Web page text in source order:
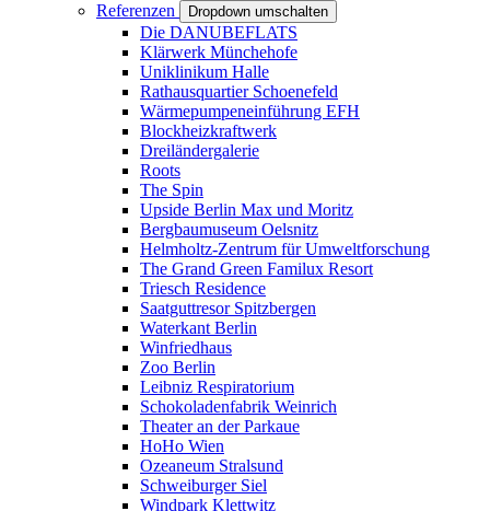
Referenzen
Dropdown umschalten
Die DANUBEFLATS
Klärwerk Münchehofe
Uniklinikum Halle
Rathausquartier Schoenefeld
Wärmepumpeneinführung EFH
Blockheizkraftwerk
Dreiländergalerie
Roots
The Spin
Upside Berlin Max und Moritz
Bergbaumuseum Oelsnitz
Helmholtz-Zentrum für Umweltforschung
The Grand Green Familux Resort
Triesch Residence
Saatguttresor Spitzbergen
Waterkant Berlin
Winfriedhaus
Zoo Berlin
Leibniz Respiratorium
Schokoladenfabrik Weinrich
Theater an der Parkaue
HoHo Wien
Ozeaneum Stralsund
Schweiburger Siel
Windpark Klettwitz